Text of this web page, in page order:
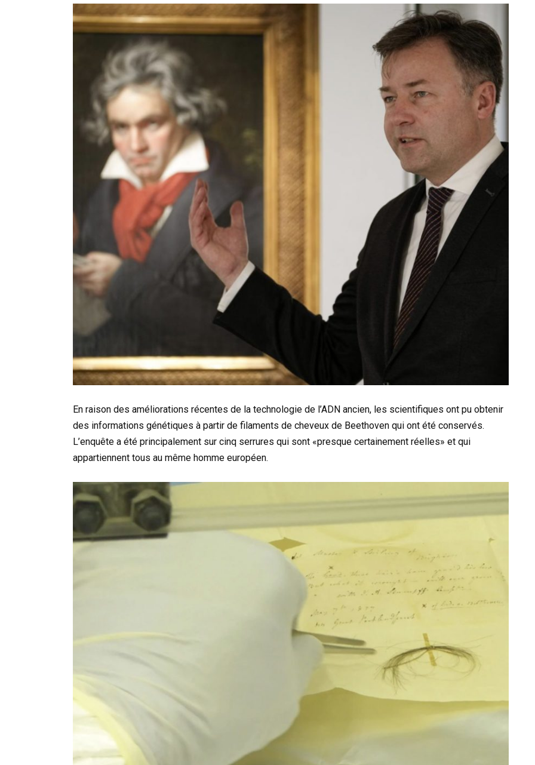
En raison des améliorations récentes de la technologie de l’ADN ancien, les scientifiques ont pu obtenir
des informations génétiques à partir de filaments de cheveux de Beethoven qui ont été conservés.
L’enquête a été principalement sur cinq serrures qui sont «presque certainement réelles» et qui
appartiennent tous au même homme européen.